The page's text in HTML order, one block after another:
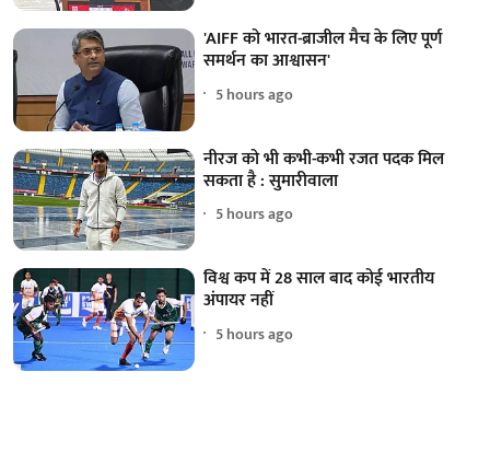
'AIFF को भारत-ब्राजील मैच के लिए पूर्ण
समर्थन का आश्वासन'
5 hours ago
नीरज को भी कभी-कभी रजत पदक मिल
सकता है : सुमारीवाला
5 hours ago
विश्व कप में 28 साल बाद कोई भारतीय
अंपायर नहीं
5 hours ago